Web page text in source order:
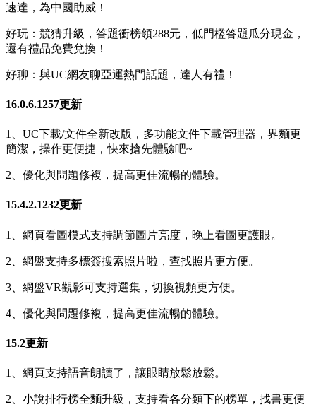
速達，為中國助威！
好玩：競猜升級，答題衝榜領288元，低門檻答題瓜分現金，
還有禮品免費兌換！
好聊：與UC網友聊亞運熱門話題，達人有禮！
16.0.6.1257更新
1、UC下載/文件全新改版，多功能文件下載管理器，界麵更
簡潔，操作更便捷，快來搶先體驗吧~
2、優化與問題修複，提高更佳流暢的體驗。
15.4.2.1232更新
1、網頁看圖模式支持調節圖片亮度，晚上看圖更護眼。
2、網盤支持多標簽搜索照片啦，查找照片更方便。
3、網盤VR觀影可支持選集，切換視頻更方便。
4、優化與問題修複，提高更佳流暢的體驗。
15.2更新
1、網頁支持語音朗讀了，讓眼睛放鬆放鬆。
2、小說排行榜全麵升級，支持看各分類下的榜單，找書更便